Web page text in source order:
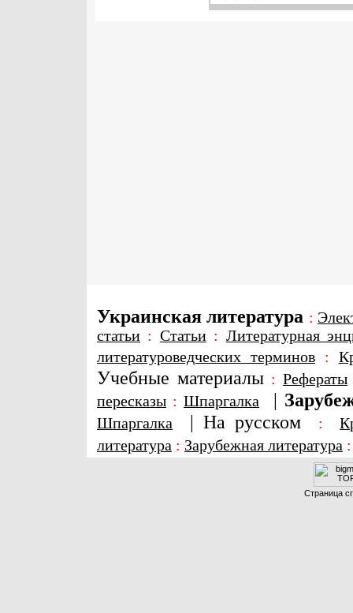
Украинская литература :
статьи : Статьи: Литературная
литературоведческих терминов:
Учебные материалы : Рефераты
пересказы : Шпаргалка |
Шпаргалка | На русском :
литература : Зарубежная литература
Страница